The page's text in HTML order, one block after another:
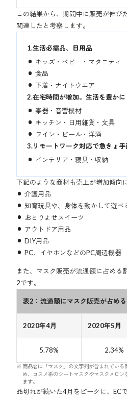
この結果から、期間中に販売が伸び
関連したと考察します。
1.生活必需品、日用品
キッズ・ベビー・マタニティ
食品
下着・ナイトウエア
2.在宅時間が増加。生活を豊かに
楽器・音響機材
キッチン・日用雑貨・文具
ワイン・ビール・洋酒
3.リモートワーク対応で急きょ手
インテリア・寝具・収納
下記のような商材も売上が増加傾向
介護用品
知育玩具や、身体を動かして遊べ
おとりよせスイーツ
アウトドア用品
DIY用品
PC、イヤホンなどのPC周辺機器
また、マスク販売が流通額に占める
2です。
表2：流通額にマスク販売が占め
2020年4月 2020年5月
5.78% 2.34%
商品名に「マスク」の文字列が含まれてい
め、コスメ系のシートマスクやマスクメロン
ます。
品切れが続いた4月をピークに、EC